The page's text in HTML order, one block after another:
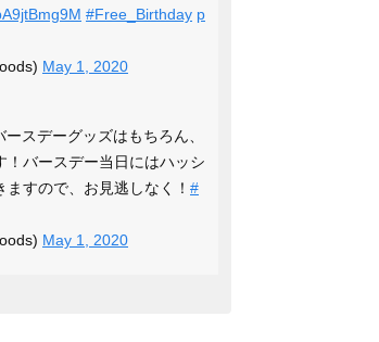
#Free_Birthday p
May 1, 2020
スデーグッズはもちろん、
！バースデー当日にはハッシ
すので、お見逃しなく！ #
May 1, 2020